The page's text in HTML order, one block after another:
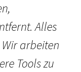
Alles
arbeiten
Tools zu